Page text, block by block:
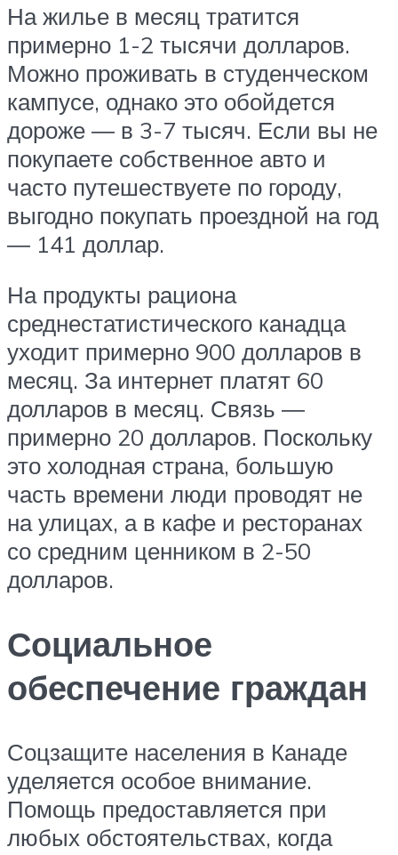
На жилье в месяц тратится
примерно 1-2 тысячи долларов.
Можно проживать в студенческом
кампусе, однако это обойдется
дороже ― в 3-7 тысяч. Если вы не
покупаете собственное авто и
часто путешествуете по городу,
выгодно покупать проездной на год
― 141 доллар.
На продукты рациона
среднестатистического канадца
уходит примерно 900 долларов в
месяц. За интернет платят 60
долларов в месяц. Связь ―
примерно 20 долларов. Поскольку
это холодная страна, большую
часть времени люди проводят не
на улицах, а в кафе и ресторанах
со средним ценником в 2-50
долларов.
Социальное
обеспечение граждан
Соцзащите населения в Канаде
уделяется особое внимание.
Помощь предоставляется при
любых обстоятельствах, когда